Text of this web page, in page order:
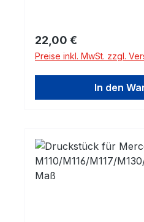
Regulärer Preis:
22,00 €
Preise inkl. MwSt. zzgl.
In den